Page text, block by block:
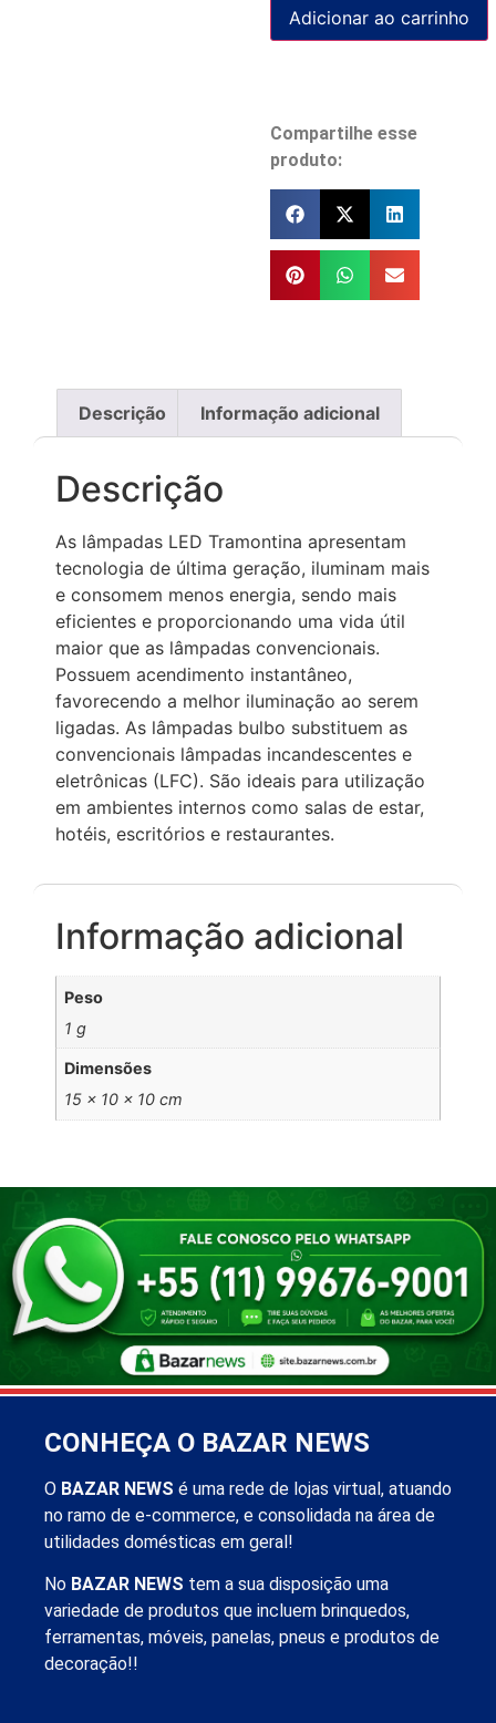
Adicionar ao carrinho
Compartilhe esse
produto:
Descrição Informação adicional
Descrição
As lâmpadas LED Tramontina apresentam
tecnologia de última geração, iluminam mais
e consomem menos energia, sendo mais
eficientes e proporcionando uma vida útil
maior que as lâmpadas convencionais.
Possuem acendimento instantâneo,
favorecendo a melhor iluminação ao serem
ligadas. As lâmpadas bulbo substituem as
convencionais lâmpadas incandescentes e
eletrônicas (LFC). São ideais para utilização
em ambientes internos como salas de estar,
hotéis, escritórios e restaurantes.
Informação adicional
Peso
1 g
Dimensões
15 × 10 × 10 cm
CONHEÇA O BAZAR NEWS
O BAZAR NEWS é uma rede de lojas virtual, atuando
no ramo de e-commerce, e consolidada na área de
utilidades domésticas em geral!
No BAZAR NEWS tem a sua disposição uma
variedade de produtos que incluem brinquedos,
ferramentas, móveis, panelas, pneus e produtos de
decoração!!